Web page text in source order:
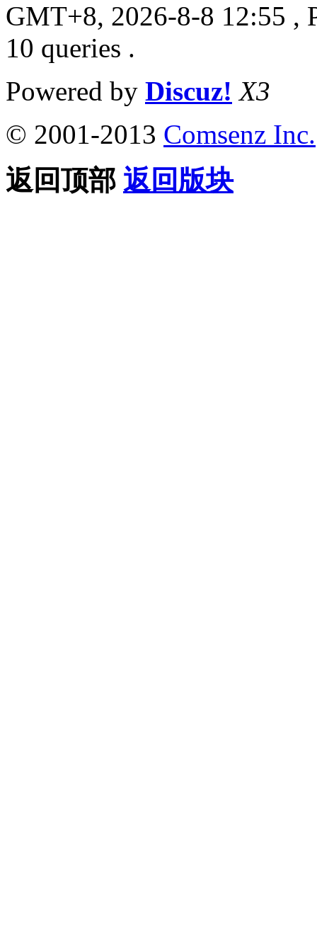
GMT+8, 2026-8-8 12:55 ,
10 queries .
Powered by Discuz! X3
© 2001-2013 Comsenz Inc.
返回顶部 返回版块